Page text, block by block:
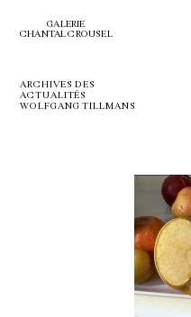
GALERIE
CHANTAL CROUSEL
ARCHIVES DES
ACTUALITÉS
WOLFGANG TILLMANS